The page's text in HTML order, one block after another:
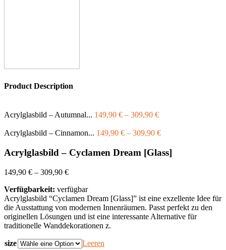
Product Description
Acrylglasbild – Autumnal... 149,90 € – 309,90 €
Acrylglasbild – Cinnamon... 149,90 € – 309,90 €
Acrylglasbild – Cyclamen Dream [Glass]
149,90 € – 309,90 €
Verfügbarkeit: verfügbar
Acrylglasbild “Cyclamen Dream [Glass]” ist eine exzellente Idee für
die Ausstattung von modernen Innenräumen. Passt perfekt zu den
originellen Lösungen und ist eine interessante Alternative für
traditionelle Wanddekorationen z.
size Leeren